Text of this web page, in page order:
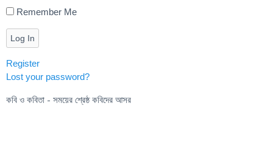
Remember Me
Log In
Register
Lost your password?
কবি ও কবিতা - সময়ের শ্রেষ্ঠ কবিদের আসর